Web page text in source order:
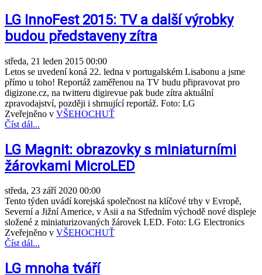
LG InnoFest 2015: TV a další výrobky
budou představeny zítra
středa, 21 leden 2015 00:00
Letos se uvedení koná 22. ledna v portugalském Lisabonu a jsme
přímo u toho! Reportáž zaměřenou na TV budu připravovat pro
digizone.cz, na twitteru digirevue pak bude zítra aktuální
zpravodajství, později i shrnující reportáž. Foto: LG
Zveřejněno v VŠEHOCHUŤ
Číst dál...
LG Magnit: obrazovky s miniaturními
žárovkami MicroLED
středa, 23 září 2020 00:00
Tento týden uvádí korejská společnost na klíčové trhy v Evropě,
Severní a Jižní Americe, v Asii a na Středním východě nové displeje
složené z miniaturizovaných žárovek LED. Foto: LG Electronics
Zveřejněno v VŠEHOCHUŤ
Číst dál...
LG mnoha tváří